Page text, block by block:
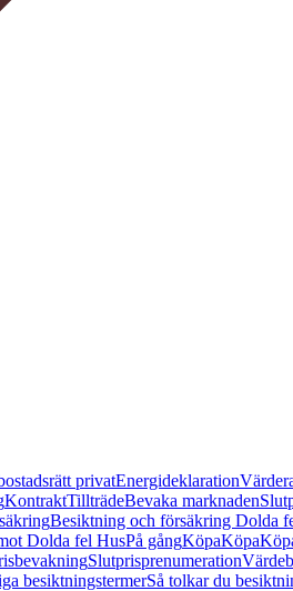
privatEnergideklaration
KontraktTillträdeBevaka marknaden
Besiktning och försäkring Dolda
Dolda fel HusPå gångKöpaKöpa
Slutprisprenumeration
besiktningstermerSå tolkar du